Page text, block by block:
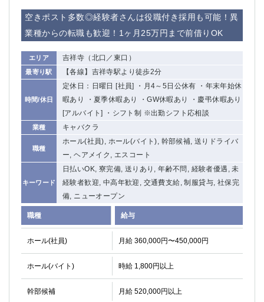
空きポスト多数◎経験者さんは役職付き採用も可能！異
業種からの転職も歓迎！1ヶ月25万円まで前借りOK
エリア 吉祥寺（北口／東口）
最寄り駅 【各線】吉祥寺駅より徒歩2分
時間/休日
定休日：日曜日 [社員] ・月4～5日公休有 ・年末年始休
暇あり ・夏季休暇あり ・GW休暇あり ・慶弔休暇あり
[アルバイト] ・シフト制 ※出勤シフト応相談
業種 キャバクラ
職種
ホール(社員), ホール(バイト), 幹部候補, 送りドライバ
ー, ヘアメイク, エスコート
キーワード
日払いOK, 寮完備, 送りあり, 年齢不問, 経験者優遇, 未
経験者歓迎, 中高年歓迎, 交通費支給, 制服貸与, 社保完
備, ニューオープン
職種 給与
ホール(社員) 月給 360,000円〜450,000円
ホール(バイト) 時給 1,800円以上
幹部候補 月給 520,000円以上
赤坂
高円寺
赤羽
蒲田東口
多摩センター
立川（南口）
新宿
浜松町
西葛西
葛西
府中
中目黒
ひばりヶ丘（北口）
学芸大学
吉祥寺（南口／公園口）
自由が丘
吉祥寺（北口／東口）
錦糸町南口
下北沢・経堂
金町（北口）
成増駅徒歩3分の好立地！①JR埼京線「赤羽駅」から徒歩2分 ②東
三軒茶屋（南口）
①歌舞伎町 ②新宿 ③新宿三丁目 ④西
①歌舞伎町 ②新宿 ③西部新宿 ③東新宿
①歌舞伎町 ②新宿
①銀座 ②新橋
錦糸町(南口)
蒲田(西口)
清瀬（南口）
大泉学園
下赤塚